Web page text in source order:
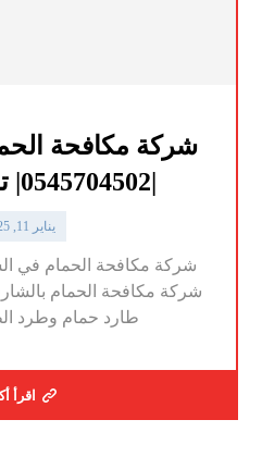
شركة مكافحة
يناير 11, 2025
شركة مكافحة الحمام في
شركة مكافحة الحمام
طارد حمام وطرد
اقرأ